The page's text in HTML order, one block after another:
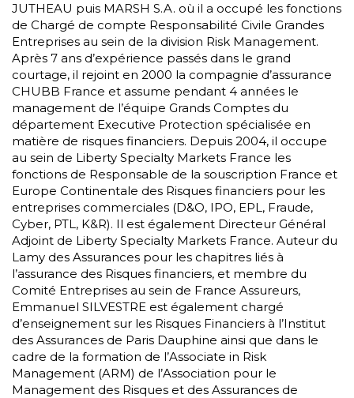
JUTHEAU puis MARSH S.A. où il a occupé les fonctions
de Chargé de compte Responsabilité Civile Grandes
Entreprises au sein de la division Risk Management.
Après 7 ans d’expérience passés dans le grand
courtage, il rejoint en 2000 la compagnie d’assurance
CHUBB France et assume pendant 4 années le
management de l’équipe Grands Comptes du
département Executive Protection spécialisée en
matière de risques financiers. Depuis 2004, il occupe
au sein de Liberty Specialty Markets France les
fonctions de Responsable de la souscription France et
Europe Continentale des Risques financiers pour les
entreprises commerciales (D&O, IPO, EPL, Fraude,
Cyber, PTL, K&R). Il est également Directeur Général
Adjoint de Liberty Specialty Markets France. Auteur du
Lamy des Assurances pour les chapitres liés à
l’assurance des Risques financiers, et membre du
Comité Entreprises au sein de France Assureurs,
Emmanuel SILVESTRE est également chargé
d’enseignement sur les Risques Financiers à l’Institut
des Assurances de Paris Dauphine ainsi que dans le
cadre de la formation de l’Associate in Risk
Management (ARM) de l’Association pour le
Management des Risques et des Assurances de